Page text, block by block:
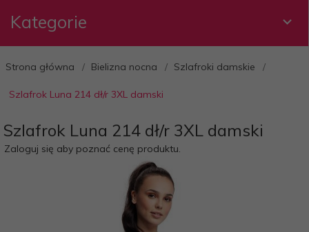
Kategorie
Strona główna Bielizna nocna Szlafroki damskie
Szlafrok Luna 214 dł/r 3XL damski
Szlafrok Luna 214 dł/r 3XL damski
Zaloguj się aby poznać cenę produktu.